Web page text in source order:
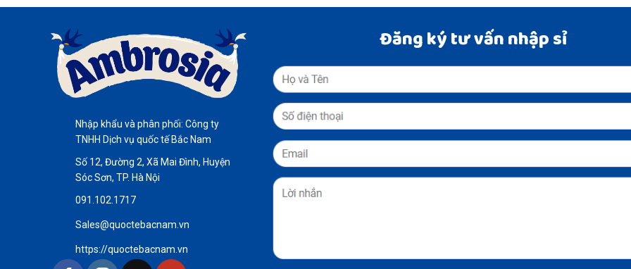
Nhập khẩu và phân phối: Công ty
TNHH Dịch vụ quốc tế Bắc Nam
Số 12, Đường 2, Xã Mai Đình, Huyện
Sóc Sơn, TP. Hà Nội
091.102.1717
Sales@quoctebacnam.vn
https://quoctebacnam.vn
Đăng ký tư vấn nhập sỉ